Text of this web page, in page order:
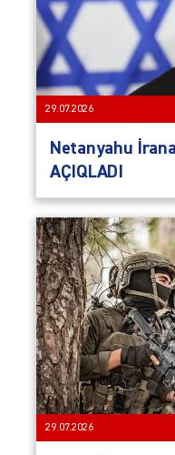
29.07.2026
Netanyahu
AÇIQLADI
29.07.2026